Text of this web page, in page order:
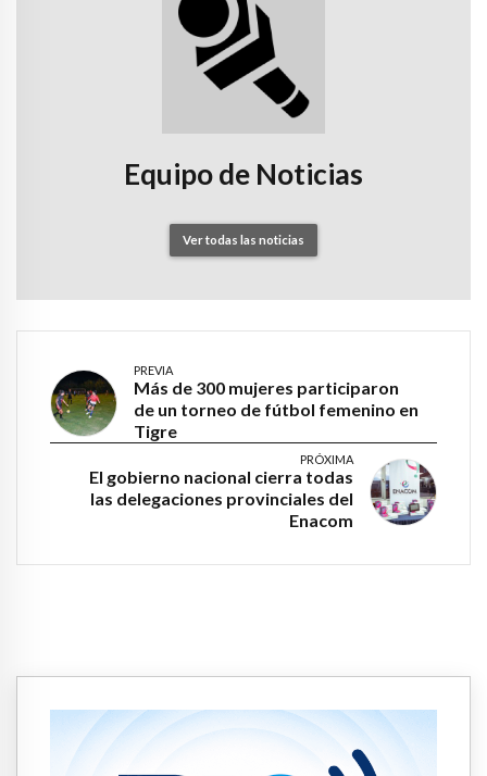
Equipo de Noticias
Ver todas las noticias
PREVIA
Más de 300 mujeres participaron
de un torneo de fútbol femenino en
Tigre
PRÓXIMA
El gobierno nacional cierra todas
las delegaciones provinciales del
Enacom